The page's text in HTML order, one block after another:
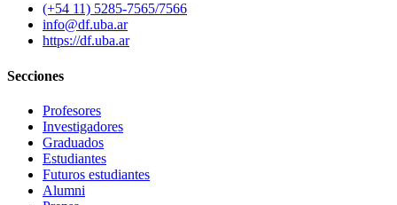
(+54 11) 5285-7565/7566
info@df.uba.ar
https://df.uba.ar
Secciones
Profesores
Investigadores
Graduados
Estudiantes
Futuros estudiantes
Alumni